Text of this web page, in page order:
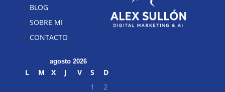
BLOG
SOBRE MI
CONTACTO
agosto 2026
L M X J V S
D
1
2